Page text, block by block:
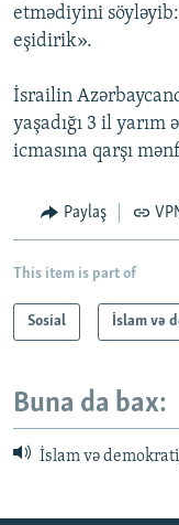
etmədiyini
eşidirik».
İsrailin
yaşadığı 3 il
icmasına qarşı
Paylaş
This item is part of
Sosial İslam və
Buna da bax:
İslam və